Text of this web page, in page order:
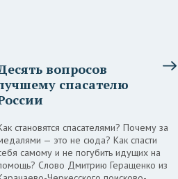
вопросов
спасателю
становятся спасателями? Почему за
— это не сюда? Как спасти
самому и не погубить идущих на
Слово Дмитрию Геращенко из